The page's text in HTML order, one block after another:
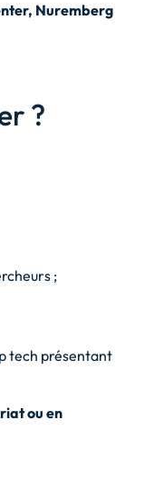
Nuremberg
?
;
tech présentant
ou en